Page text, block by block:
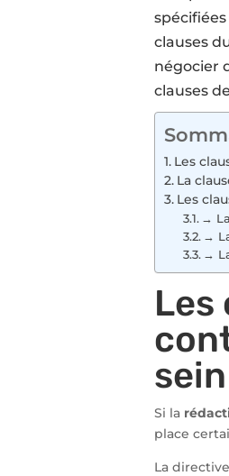
clauses
négocier
clauses
Les
La
Les
→
→
→
Les
Si la
place
La